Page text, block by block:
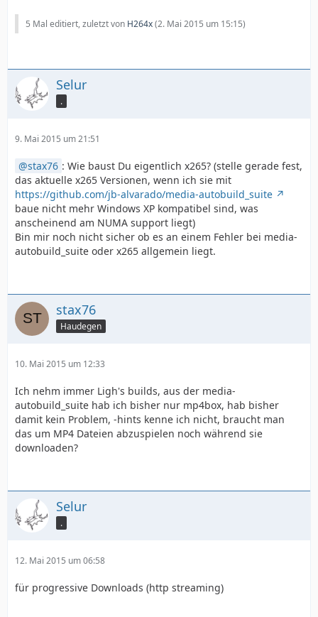
5 Mal editiert, zuletzt von H264x(2. Mai 2015 um 15:15)
Selur
.
9. Mai 2015 um 21:51
stax76 : Wie baust Du eigentlich x265? (stelle gerade fest,
das aktuelle x265 Versionen, wenn ich sie mit
https://github.com/jb-alvarado/media-autobuild_suite
baue nicht mehr Windows XP kompatibel sind, was
anscheinend am NUMA support liegt)
Bin mir noch nicht sicher ob es an einem Fehler bei media-
autobuild_suite oder x265 allgemein liegt.
stax76
Haudegen
10. Mai 2015 um 12:33
Ich nehm immer Ligh's builds, aus der media-
autobuild_suite hab ich bisher nur mp4box, hab bisher
damit kein Problem, -hints kenne ich nicht, braucht man
das um MP4 Dateien abzuspielen noch während sie
downloaden?
Selur
.
12. Mai 2015 um 06:58
für progressive Downloads (http streaming)